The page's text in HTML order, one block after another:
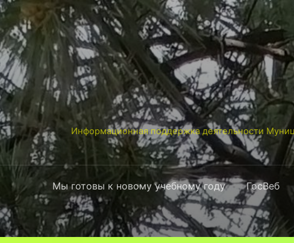
Информационная поддержка деятельности
Мы готовы к новому учебному году ГосВеб